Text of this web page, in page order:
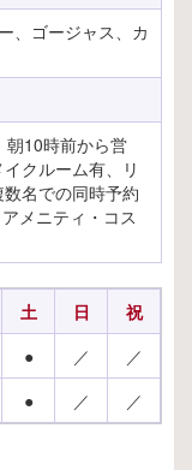
、ゴージャス、カ
朝10時前から営
クルーム有、リ
名での同時予約
メニティ・コス
土 日
祝
● ／
／
● ／ ／